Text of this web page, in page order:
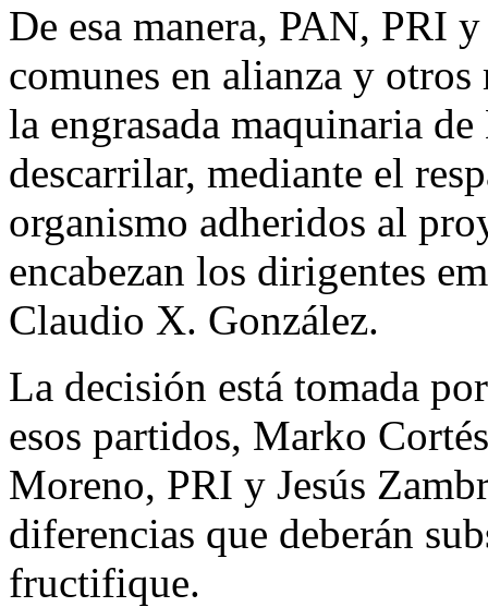
De esa manera, PAN, PRI
comunes en alianza y
la engrasada maquinaria
descarrilar, mediante el
organismo adheridos al
encabezan los dirigentes
Claudio X. González.
La decisión está tomada
esos partidos, Marko
Moreno, PRI y Jesús
diferencias que deberán
fructifique.